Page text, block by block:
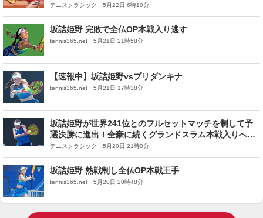
テニスクラシック 5月22日 6時10分
坂詰姫野 完敗で全仏OP本戦入り逃す
tennis365.net 5月21日 21時58分
【速報中】坂詰姫野vsプリダンキナ
tennis365.net 5月21日 17時38分
坂詰姫野が世界241位とのフルセットマッチを制して予
選決勝に進出！全豪に続くグランドスラム本戦入りへ王
手[全仏オープン]
テニスクラシック 5月20日 21時0分
坂詰姫野 熱戦制し全仏OP本戦王手
tennis365.net 5月20日 20時48分